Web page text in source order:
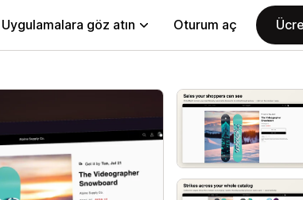
Uygulamalara göz atın Oturum aç